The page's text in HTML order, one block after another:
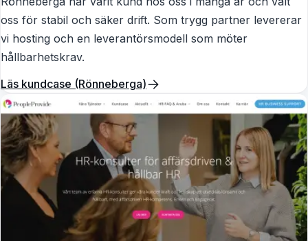
oss för stabil och säker drift. Som trygg partner levererar
vi hosting och en leverantörsmodell som möter
hållbarhetskrav.
Läs kundcase (Rönneberga)